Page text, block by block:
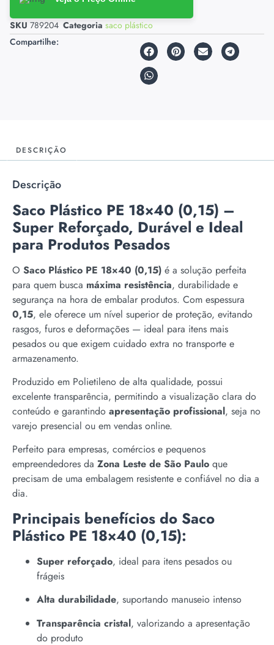
SKU 789204 Categoria saco plástico
Compartilhe:
DESCRIÇÃO
Descrição
Saco Plástico PE 18×40 (0,15) –
Super Reforçado, Durável e Ideal
para Produtos Pesados
O Saco Plástico PE 18×40 (0,15) é a solução perfeita
para quem busca máxima resistência, durabilidade e
segurança na hora de embalar produtos. Com espessura
0,15, ele oferece um nível superior de proteção, evitando
rasgos, furos e deformações — ideal para itens mais
pesados ou que exigem cuidado extra no transporte e
armazenamento.
Produzido em Polietileno de alta qualidade, possui
excelente transparência, permitindo a visualização clara do
conteúdo e garantindo apresentação profissional, seja no
varejo presencial ou em vendas online.
Perfeito para empresas, comércios e pequenos
empreendedores da Zona Leste de São Paulo que
precisam de uma embalagem resistente e confiável no dia a
dia.
Principais benefícios do Saco
Plástico PE 18×40 (0,15):
Super reforçado, ideal para itens pesados ou
frágeis
Alta durabilidade, suportando manuseio intenso
Transparência cristal, valorizando a apresentação
do produto